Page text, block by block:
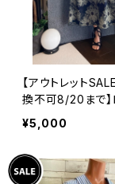
【アウトレット
換不可8/20まで】
ンピース・マキシワ
ス・サラッと軽や
ー
¥5,000